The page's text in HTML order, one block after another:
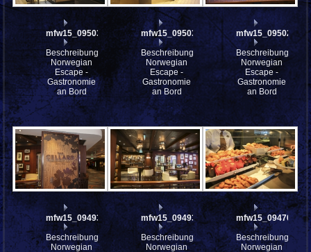
mfw15_095033
Beschreibung:
Norwegian
Escape -
Gastronomie
an Bord
mfw15_095032
Beschreibung:
Norwegian
Escape -
Gastronomie
an Bord
mfw15_095029
Beschreibung:
Norwegian
Escape -
Gastronomie
an Bord
mfw15_094936
Beschreibung:
Norwegian
mfw15_094935
Beschreibung:
Norwegian
mfw15_094702
Beschreibung:
Norwegian